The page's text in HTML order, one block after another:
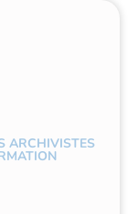
ARCHIVISTES